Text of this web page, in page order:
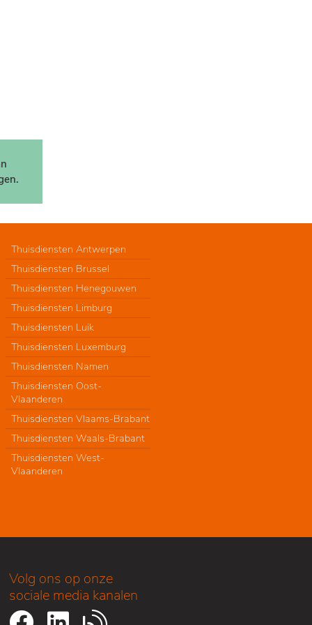
Thuisdiensten Antwerpen
Thuisdiensten Brussel
Thuisdiensten Henegouwen
Thuisdiensten Limburg
Thuisdiensten Luik
Thuisdiensten Luxemburg
Thuisdiensten Namen
Thuisdiensten Oost-
Vlaanderen
Thuisdiensten Vlaams-Brabant
Thuisdiensten Waals-Brabant
Thuisdiensten West-
Vlaanderen
Volg ons op onze
sociale media kanalen